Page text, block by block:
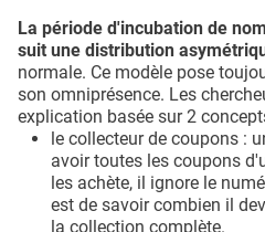
La période d'incubation de
suit une distribution
normale. Ce modèle pose
son omniprésence. Les
explication basée sur 2
le collecteur de coupons :
avoir toutes les coupons
les achète, il ignore le
est de savoir combien il
la collection complète.